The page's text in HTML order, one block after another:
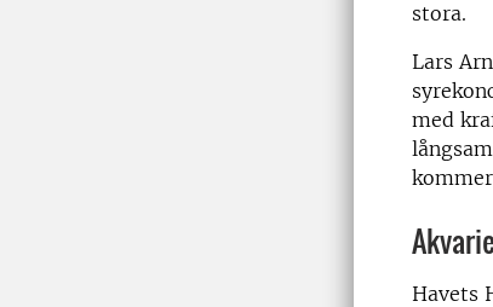
stora.
Lars
med
Havets